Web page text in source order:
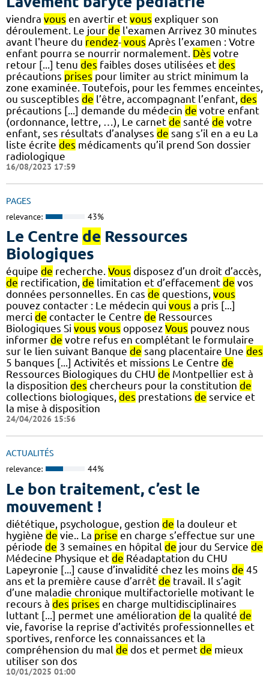
viendra vous en avertir et vous expliquer son
déroulement. Le jour de l'examen Arrivez 30 minutes
avant l'heure du rendez- vous Après l’examen : Votre
enfant pourra se nourrir normalement. Dès votre
retour [...] tenu des faibles doses utilisées et des
précautions prises pour limiter au strict minimum la
zone examinée. Toutefois, pour les femmes enceintes,
ou susceptibles de l’être, accompagnant l’enfant, des
précautions [...] demande du médecin de votre enfant
(ordonnance, lettre, …), Le carnet de santé de votre
enfant, ses résultats d’analyses de sang s’il en a eu La
liste écrite des médicaments qu’il prend Son dossier
radiologique
16/08/2023 17:59
PAGES
relevance: 43%
Le Centre de Ressources
Biologiques
équipe de recherche. Vous disposez d’un droit d’accès,
de rectification, de limitation et d’effacement de vos
données personnelles. En cas de questions, vous
pouvez contacter : Le médecin qui vous a pris [...]
merci de contacter le Centre de Ressources
Biologiques Si vous vous opposez Vous pouvez nous
informer de votre refus en complétant le formulaire
sur le lien suivant Banque de sang placentaire Une des
5 banques [...] Activités et missions Le Centre de
Ressources Biologiques du CHU de Montpellier est à
la disposition des chercheurs pour la constitution de
collections biologiques, des prestations de service et
la mise à disposition
24/04/2026 15:56
ACTUALITÉS
relevance: 44%
Le bon traitement, c’est le
mouvement !
diététique, psychologue, gestion de la douleur et
hygiène de vie.. La prise en charge s’effectue sur une
période de 3 semaines en hôpital de jour du Service de
Médecine Physique et de Réadaptation du CHU
Lapeyronie [...] cause d’invalidité chez les moins de 45
ans et la première cause d’arrêt de travail. Il s’agit
d’une maladie chronique multifactorielle motivant le
recours à des prises en charge multidisciplinaires
luttant [...] permet une amélioration de la qualité de
vie, favorise la reprise d’activités professionnelles et
sportives, renforce les connaissances et la
compréhension du mal de dos et permet de mieux
utiliser son dos
10/01/2025 01:00